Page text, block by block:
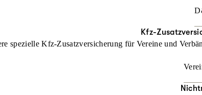
Kfz-
spezielle Kfz-Zusatzversicherung für Vereine und